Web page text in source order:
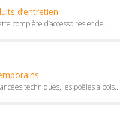
d’entretien
complète d’accessoires et de...
techniques, les poêles à bois...